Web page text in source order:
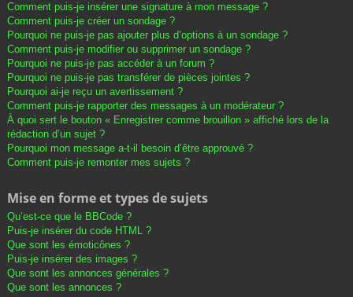
Comment puis-je insérer une signature à mon message ?
Comment puis-je créer un sondage ?
Pourquoi ne puis-je pas ajouter plus d’options à un sondage ?
Comment puis-je modifier ou supprimer un sondage ?
Pourquoi ne puis-je pas accéder à un forum ?
Pourquoi ne puis-je pas transférer de pièces jointes ?
Pourquoi ai-je reçu un avertissement ?
Comment puis-je rapporter des messages à un modérateur ?
À quoi sert le bouton « Enregistrer comme brouillon » affiché lors de la
rédaction d’un sujet ?
Pourquoi mon message a-t-il besoin d’être approuvé ?
Comment puis-je remonter mes sujets ?
Mise en forme et types de sujets
Qu’est-ce que le BBCode ?
Puis-je insérer du code HTML ?
Que sont les émoticônes ?
Puis-je insérer des images ?
Que sont les annonces générales ?
Que sont les annonces ?